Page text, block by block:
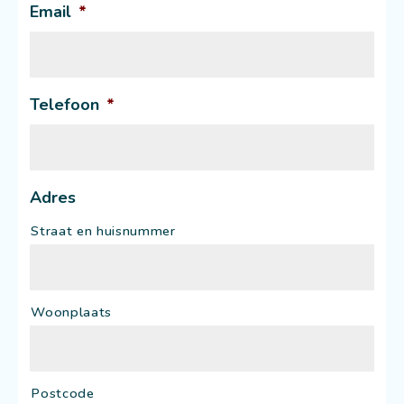
Email *
Telefoon *
Adres
Straat en huisnummer
Woonplaats
Postcode